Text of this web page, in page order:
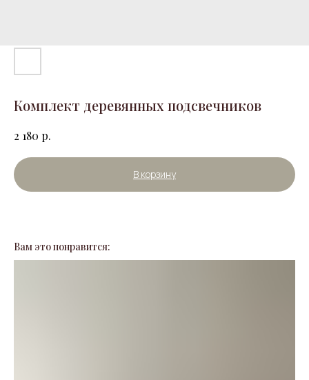
Комплект деревянных подсвечников
2 180 р.
В корзину
Вам это понравится: